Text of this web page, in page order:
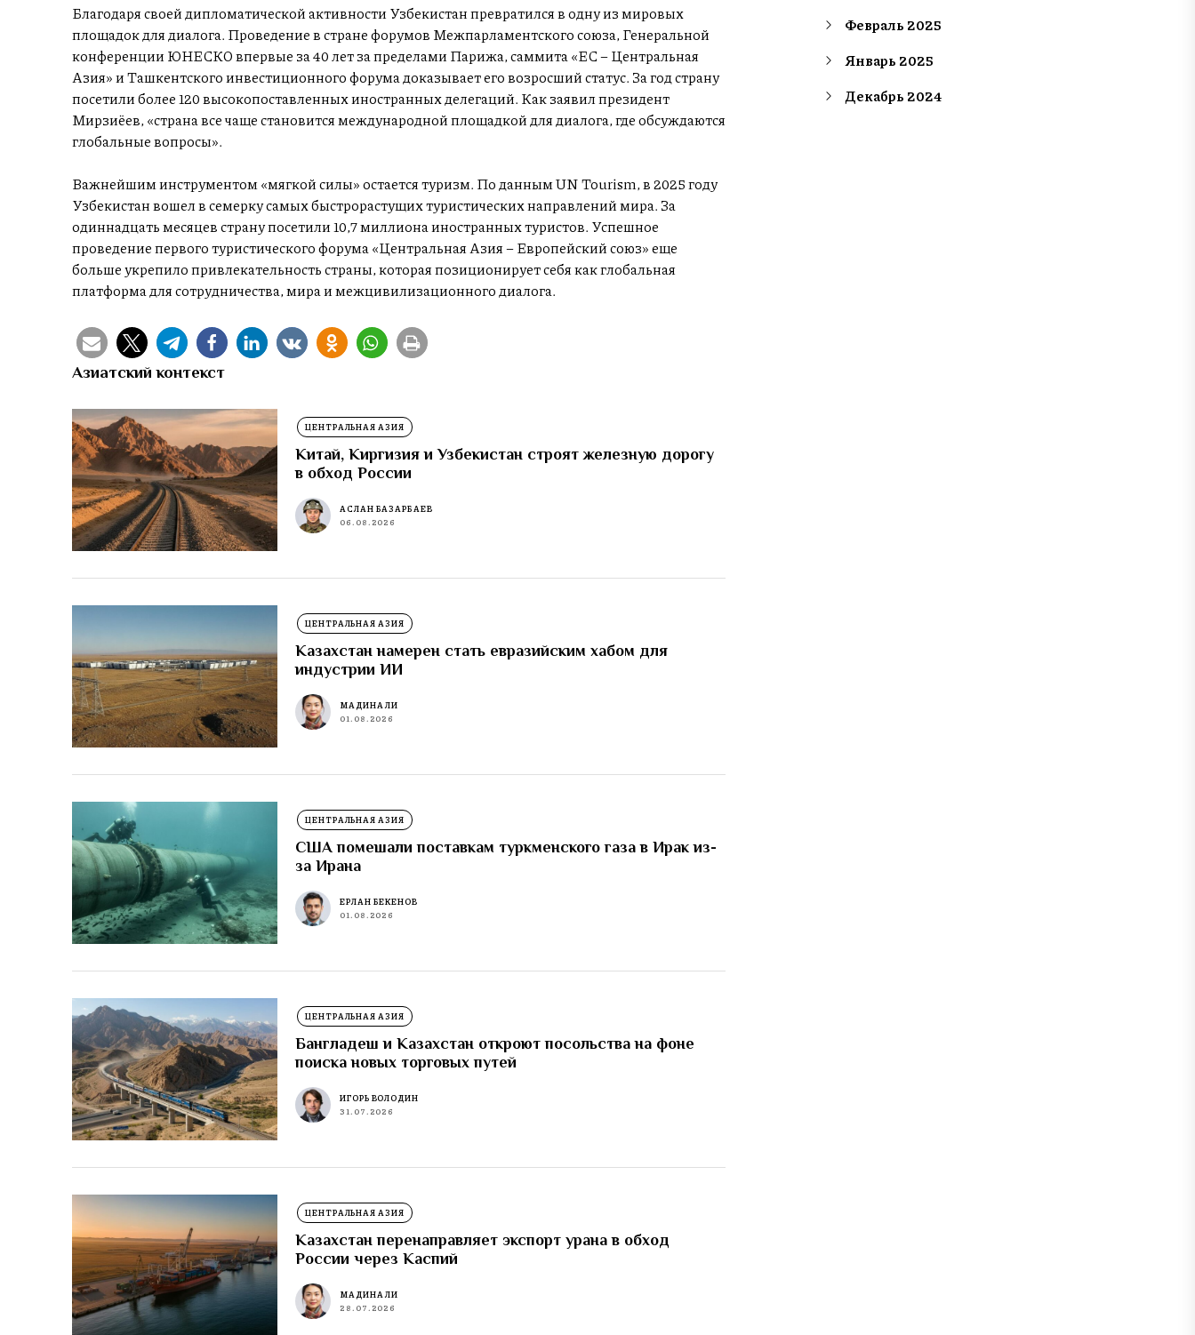
Благодаря своей дипломатической активности Узбекистан превратился в одну из мировых
площадок для диалога. Проведение в стране форумов Межпарламентского союза, Генеральной
конференции ЮНЕСКО впервые за 40 лет за пределами Парижа, саммита «ЕС – Центральная
Азия» и Ташкентского инвестиционного форума доказывает его возросший статус. За год страну
посетили более 120 высокопоставленных иностранных делегаций. Как заявил президент
Мирзиёев, «страна все чаще становится международной площадкой для диалога, где обсуждаются
глобальные вопросы».
Важнейшим инструментом «мягкой силы» остается туризм. По данным UN Tourism, в 2025 году
Узбекистан вошел в семерку самых быстрорастущих туристических направлений мира. За
одиннадцать месяцев страну посетили 10,7 миллиона иностранных туристов. Успешное
проведение первого туристического форума «Центральная Азия – Европейский союз» еще
больше укрепило привлекательность страны, которая позиционирует себя как глобальная
платформа для сотрудничества, мира и межцивилизационного диалога.
Азиатский контекст
ЦЕНТРАЛЬНАЯ АЗИЯ
Китай, Киргизия и Узбекистан строят железную дорогу
в обход России
АСЛАН БАЗАРБАЕВ
06.08.2026
ЦЕНТРАЛЬНАЯ АЗИЯ
Казахстан намерен стать евразийским хабом для
индустрии ИИ
МАДИНА ЛИ
01.08.2026
ЦЕНТРАЛЬНАЯ АЗИЯ
США помешали поставкам туркменского газа в Ирак из-
за Ирана
ЕРЛАН БЕКЕНОВ
01.08.2026
ЦЕНТРАЛЬНАЯ АЗИЯ
Бангладеш и Казахстан откроют посольства на фоне
поиска новых торговых путей
ИГОРЬ ВОЛОДИН
31.07.2026
ЦЕНТРАЛЬНАЯ АЗИЯ
Казахстан перенаправляет экспорт урана в обход
России через Каспий
МАДИНА ЛИ
28.07.2026
Февраль 2025
Январь 2025
Декабрь 2024